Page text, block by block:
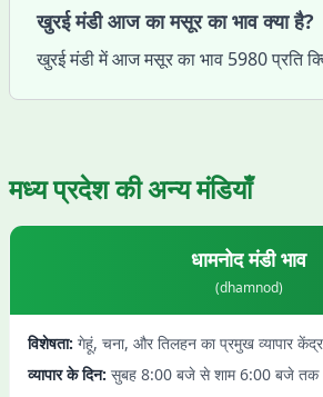
खुरई मंडी आज का मसूर का भाव क्या है?
खुरई मंडी में आज मसूर का भाव 5980 प्रति
मध्य प्रदेशकी अन्य मंडियाँ
धामनोदमंडी भाव
(dhamnod)
विशेषता: गेहूं, चना, और तिलहन का प्रमुख व्यापार केंद्र
व्यापार के दिन: सुबह 8:00 बजे से शाम 6:00 बजे तक